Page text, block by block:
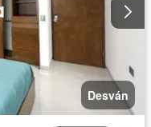
Desván